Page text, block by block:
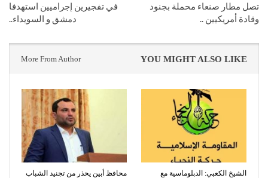
تصل مطار صنعاء محملة بجنود
وقادة أمريكيين ..
في تفجيرين إجراميين استهدفا
دمشق و السويداء..
YOU MIGHT ALSO LIKE
More From Author
الشيخ الكعبي: الدبلوماسية مع محافظ أبين يحذر من تجنيد الشباب